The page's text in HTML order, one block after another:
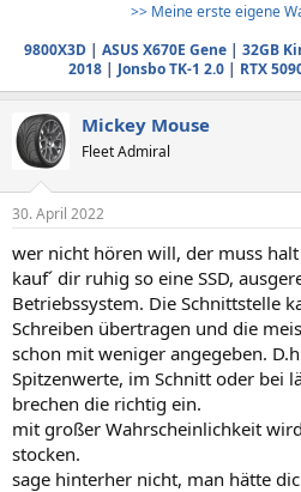
>> Meine erste eigene
9800X3D| ASUS X670E Gene| 32GB
2018| Jonsbo TK-1 2.0| RTX
Mickey Mouse
Fleet Admiral
30. April 2022
wer nicht hören will, der muss
kauf´ dir ruhig so eine SSD,
Betriebssystem. Die Schnittstelle
Schreiben übertragen und die
schon mit weniger angegeben.
Spitzenwerte, im Schnitt oder bei
brechen die richtig ein.
mit großer Wahrscheinlichkeit
stocken.
sage hinterher nicht, man hätte